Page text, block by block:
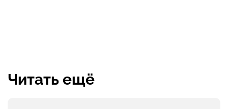
Читать ещё